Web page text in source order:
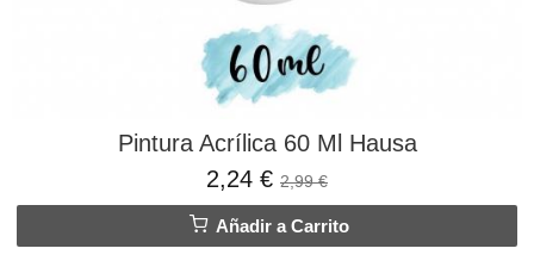
Pintura Acrílica 60 Ml Hausa
2,24 € 2,99 €
Añadir a Carrito